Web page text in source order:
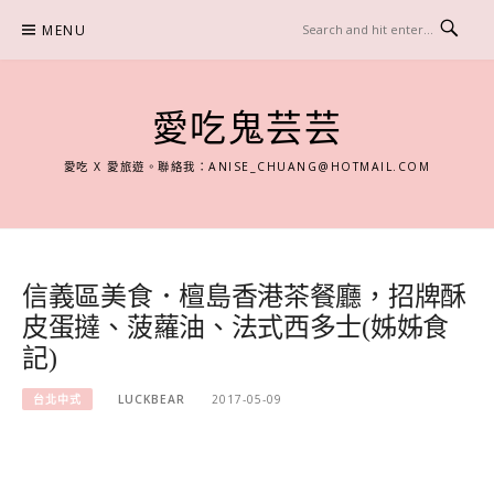
content
MENU
愛吃鬼芸芸
愛吃 X 愛旅遊。聯絡我：ANISE_CHUANG@HOTMAIL.COM
信義區美食．檀島香港茶餐廳，招牌酥
皮蛋撻、菠蘿油、法式西多士(姊姊食
記)
台北中式 LUCKBEAR 2017-05-09